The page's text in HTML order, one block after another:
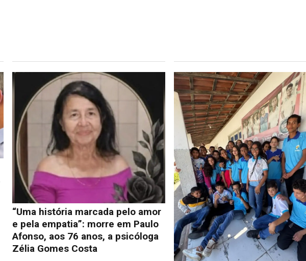
“Uma história marcada pelo amor
e pela empatia”: morre em Paulo
Afonso, aos 76 anos, a psicóloga
Zélia Gomes Costa